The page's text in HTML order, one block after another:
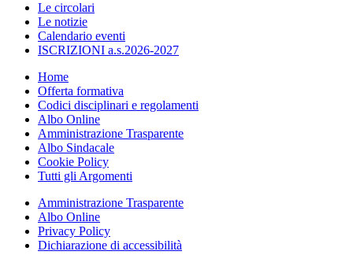
Le circolari
Le notizie
Calendario eventi
ISCRIZIONI a.s.2026-2027
Home
Offerta formativa
Codici disciplinari e regolamenti
Albo Online
Amministrazione Trasparente
Albo Sindacale
Cookie Policy
Tutti gli Argomenti
Amministrazione Trasparente
Albo Online
Privacy Policy
Dichiarazione di accessibilità